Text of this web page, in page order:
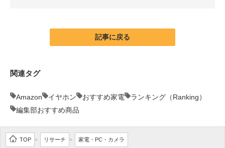
IT製品の技術・比較・事例
モノづくり技術者専門サイト
エレクトロニクス専門サイト
エネルギーの専門メディア
記事に戻る
関連タグ
Amazon イヤホン おすすめ家電
ランキング（Ranking）
編集部おすすめ商品
TOP > リサーチ > 家電・PC・カメラ